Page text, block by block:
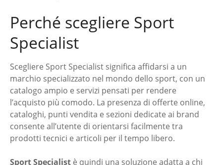
Perché scegliere Sport
Specialist
Scegliere Sport Specialist significa affidarsi a un
marchio specializzato nel mondo dello sport, con un
catalogo ampio e servizi pensati per rendere
l’acquisto più comodo. La presenza di offerte online,
cataloghi, punti vendita e sezioni dedicate ai brand
consente all’utente di orientarsi facilmente tra
prodotti tecnici e articoli per il tempo libero.
Sport Specialist è quindi una soluzione adatta a chi